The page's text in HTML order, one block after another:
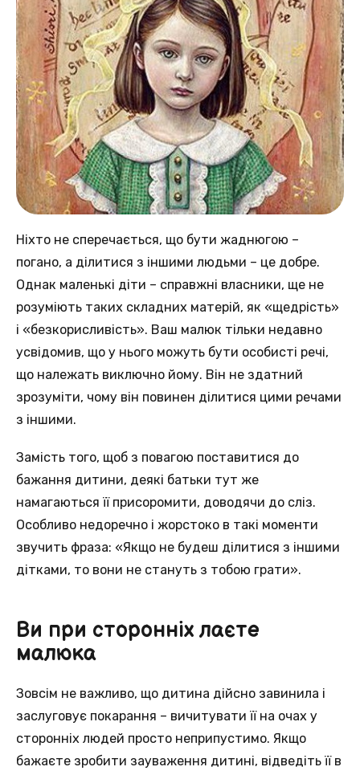
Ніхто не сперечається, що бути жаднюгою –
погано, а ділитися з іншими людьми – це добре.
Однак маленькі діти – справжні власники, ще не
розуміють таких складних матерій, як «щедрість»
і «безкорисливість». Ваш малюк тільки недавно
усвідомив, що у нього можуть бути особисті речі,
що належать виключно йому. Він не здатний
зрозуміти, чому він повинен ділитися цими речами
з іншими.
Замість того, щоб з повагою поставитися до
бажання дитини, деякі батьки тут же
намагаються її присоромити, доводячи до сліз.
Особливо недоречно і жорстоко в такі моменти
звучить фраза: «Якщо не будеш ділитися з іншими
дітками, то вони не стануть з тобою грати».
Ви при сторонніх лаєте
малюка
Зовсім не важливо, що дитина дійсно завинила і
заслуговує покарання – вичитувати її на очах у
сторонніх людей просто неприпустимо. Якщо
бажаєте зробити зауваження дитині, відведіть її в